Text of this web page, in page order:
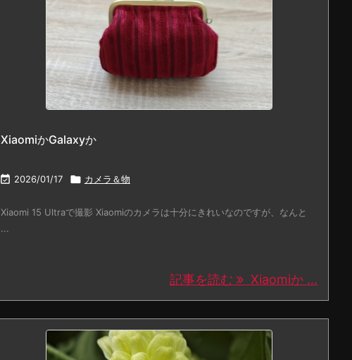
XiaomiかGalaxyか
 2026/01/17  カメラ＆物
Xiaomi 15 Ultraで撮影 Xiaomiのカメラは十分にきれいなのですが、なんと
...
記事を読む Xiaomiか ...